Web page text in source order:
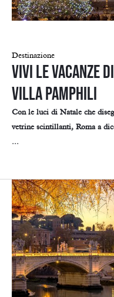
Destinazione
Vivi le vacanze
Villa Pamphili
Con le luci di Natale che
vetrine scintillanti, Roma a
...